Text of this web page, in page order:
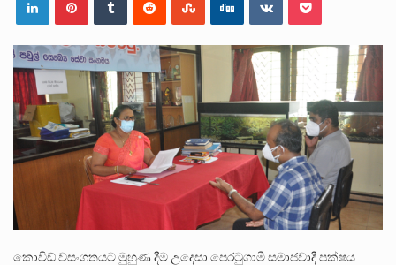
මේ, දන්නා හඳුනන ලියන්නකුගේ නන්නාඳුනන අඩවියක සැරිසරා ලද ආස්වාදනීය මොහොතක සිංහාවලෝකනයකි .කෙටි කවියක දිගු බර…
වත්මන් ආණ්ඩුවේ ප්‍රධාන පාර්ශවකරුවා වන ජනතා විමුක්ති පෙරමුණේ කාලයක පටන් තිබුණු ප්‍රධාන සටන් පාඨයක් වූවේ…
කොවිඩ් වසංගතයට මුහුණ දීම උදෙසා ‌පෙරටුගාමී සමාජවාදී පක්ෂය